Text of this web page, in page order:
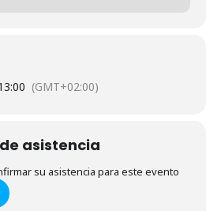
(GMT+02:00)
asistencia
su asistencia para este evento